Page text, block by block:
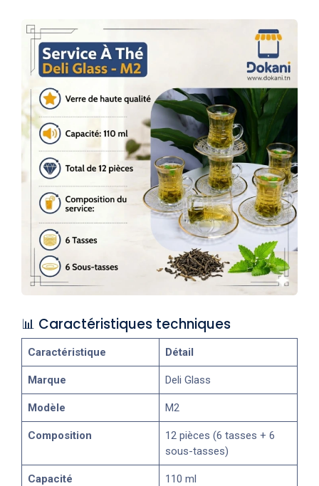
📊 Caractéristiques techniques
Caractéristique Détail
Marque Deli Glass
Modèle M2
Composition
12 pièces (6 tasses + 6
sous-tasses)
Capacité 110 ml